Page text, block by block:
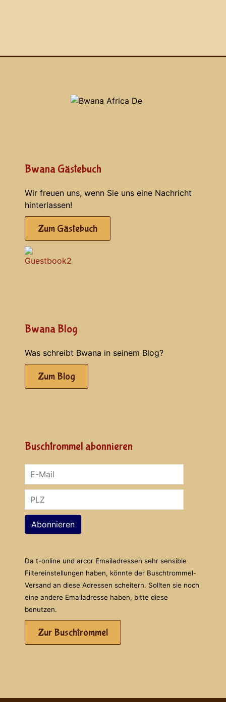
Bwana Gästebuch
Wir freuen uns, wenn Sie uns eine Nachricht
hinterlassen!
Zum Gästebuch
Bwana Blog
Was schreibt Bwana in seinem Blog?
Zum Blog
Buschtrommel abonnieren
Abonnieren
Da t-online und arcor Emailadressen sehr sensible
Filtereinstellungen haben, könnte der Buschtrommel-
Versand an diese Adressen scheitern. Sollten sie noch
eine andere Emailadresse haben, bitte diese
benutzen.
Zur Buschtrommel